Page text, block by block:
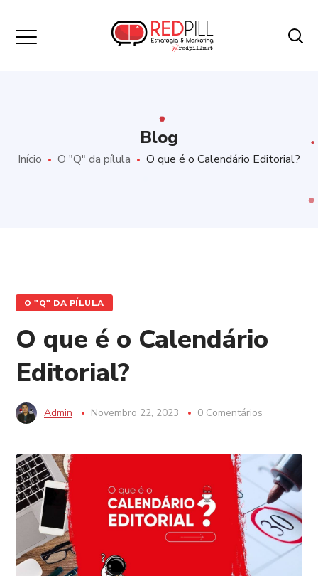
Blog
Início O "Q" da pílula O que é o Calendário Editorial?
O "Q" DA PÍLULA
O que é o Calendário
Editorial?
Admin Novembro 22, 2023 0 Comentários